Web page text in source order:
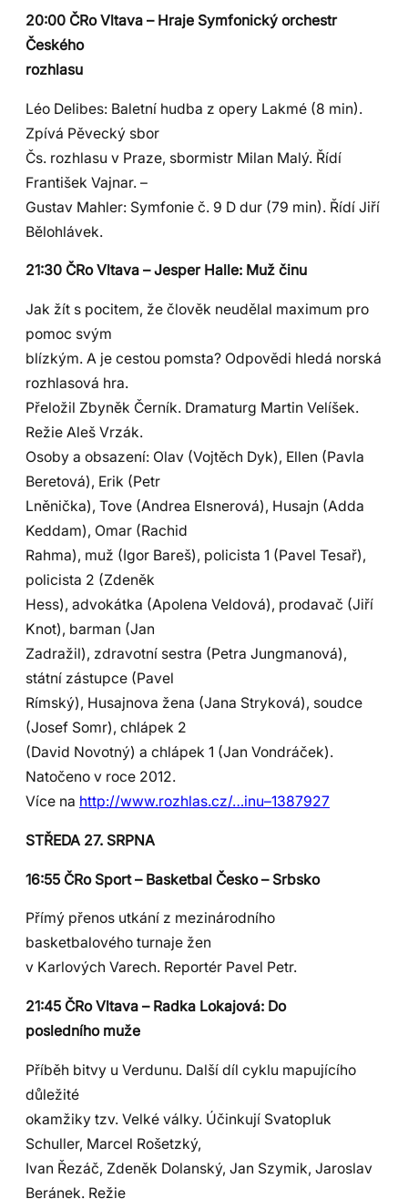
20:00 ČRo Vltava – Hraje Symfonický orchestr
Českého
rozhlasu
Léo Delibes: Baletní hudba z opery Lakmé (8 min).
Zpívá Pěvecký sbor
Čs. rozhlasu v Praze, sbormistr Milan Malý. Řídí
František Vajnar. –
Gustav Mahler: Symfonie č. 9 D dur (79 min). Řídí Jiří
Bělohlávek.
21:30 ČRo Vltava – Jesper Halle: Muž činu
Jak žít s pocitem, že člověk neudělal maximum pro
pomoc svým
blízkým. A je cestou pomsta? Odpovědi hledá norská
rozhlasová hra.
Přeložil Zbyněk Černík. Dramaturg Martin Velíšek.
Režie Aleš Vrzák.
Osoby a obsazení: Olav (Vojtěch Dyk), Ellen (Pavla
Beretová), Erik (Petr
Lněnička), Tove (Andrea Elsnerová), Husajn (Adda
Keddam), Omar (Rachid
Rahma), muž (Igor Bareš), policista 1 (Pavel Tesař),
policista 2 (Zdeněk
Hess), advokátka (Apolena Veldová), prodavač (Jiří
Knot), barman (Jan
Zadražil), zdravotní sestra (Petra Jungmanová),
státní zástupce (Pavel
Rímský), Husajnova žena (Jana Stryková), soudce
(Josef Somr), chlápek 2
(David Novotný) a chlápek 1 (Jan Vondráček).
Natočeno v roce 2012.
Více na http://www.rozhlas.cz/…inu–1387927
STŘEDA 27. SRPNA
16:55 ČRo Sport – Basketbal Česko – Srbsko
Přímý přenos utkání z mezinárodního
basketbalového turnaje žen
v Karlových Varech. Reportér Pavel Petr.
21:45 ČRo Vltava – Radka Lokajová: Do
posledního muže
Příběh bitvy u Verdunu. Další díl cyklu mapujícího
důležité
okamžiky tzv. Velké války. Účinkují Svatopluk
Schuller, Marcel Rošetzký,
Ivan Řezáč, Zdeněk Dolanský, Jan Szymik, Jaroslav
Beránek. Režie